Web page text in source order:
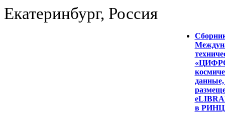
Екатеринбург, Россия
данные,
в